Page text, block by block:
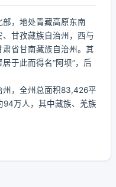
，地处青藏高原东南
甘孜藏族自治州，西与
省甘南藏族自治州。其
于此而得名“阿坝”，后
州，全州总面积83,426平
94万人，其中藏族、羌族